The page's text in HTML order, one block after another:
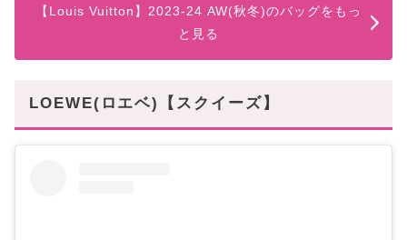
【Louis Vuitton】2023-24 AW(秋冬)のバッグをもっ
と見る
LOEWE(ロエベ)【スクイーズ】